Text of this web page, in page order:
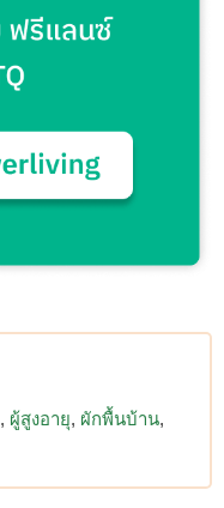
ผู้สูงอายุ ผักพื้นบ้าน